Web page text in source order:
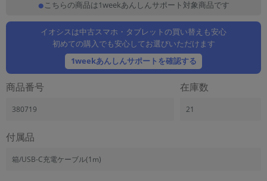
こちらの商品は1weekあんしんサポート対象商品です
イオシスは中古スマホ・タブレットの買い替えも安心
初めての購入でも安心してお選びいただけます
1weekあんしんサポートを確認する
商品番号
380719
在庫数
21
付属品
箱/USB-C充電ケーブル(1m)
商品シリーズ名・ブランド名の絞り込み。
メーカー
製造、販売メーカーの絞り込み
「Apple」「SONY」「SHARP」など
商品の搭載機能による絞り込み
ドライブの絞り込み
ランク